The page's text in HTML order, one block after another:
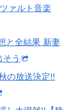
ァルト音楽
と全結果 新妻
う
の放送決定!!